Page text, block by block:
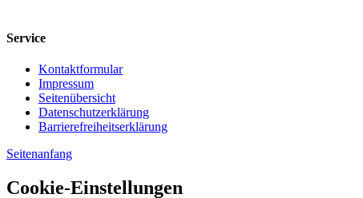
Service
Kontaktformular
Impressum
Seitenübersicht
Datenschutzerklärung
Barrierefreiheitserklärung
Seitenanfang
Cookie-Einstellungen